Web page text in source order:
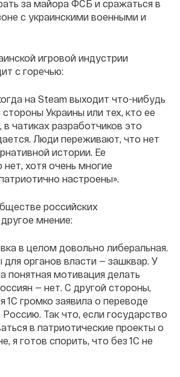
за майора ФСБ и сражаться в
с украинскими военными и
игровой индустрии
с горечью:
на Steam выходит что-нибудь
Украины или тех, кто ее
чатиках разработчиков это
Люди переживают, что нет
истории. Ее
нет, хотя очень многие
настроены».
российских
мнение:
в целом довольно либеральная.
для органов власти — зашквар. У
понятная мотивация делать
— нет. С другой стороны,
1С громко заявила о переводе
Россию. Так что, если государство
в патриотические проекты о
я готов спорить, что без 1С не